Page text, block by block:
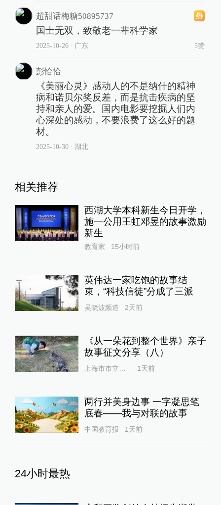
超甜话梅糖50895737
国士无双，致敬老一辈科学家
2025-10-26∙ 广东 5赞
彭恰恰
《美丽心灵》感动人的不是纳什的精神
病和诺贝尔奖反差，而是抗击疾病的坚
持和亲人的爱。国内电影要挖掘人们内
心深处的感动，不要浪费了这么好的题
材。
2025-10-30∙ 湖北
相关推荐
西湖大学本科新生今日开学，
施一公用王虹邓昱的故事激励
新生
教育家 15小时前
英伟达一家吃饱的故事结
束，“科技信徒”分成了三派
吴晓波频道 2天前
《从一朵花到整个世界》亲子
故事征文分享（八）
1天前
两行并美身边事 一字凝思笔
底春——我与对联的故事
中国教育报 1天前
24小时最热